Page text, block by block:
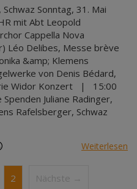
Sonntag, 31. Mai
mit Abt Leopold
Cappella Nova
Léo Delibes, Messe brève
&amp; Klemens
von Denis Bédard,
Widor Konzert | 15:00
Juliane Radinger,
Rafelsberger, Schwaz
Weiterlesen
2 Nächste →